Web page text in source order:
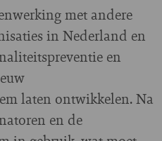
met andere
in Nederland en
en
laten ontwikkelen. Na
en de